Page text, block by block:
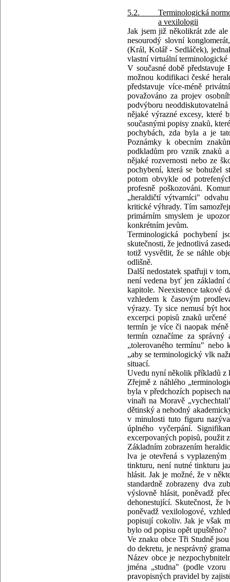
5.2. Terminologická
a vexilologii
Jak jsem již několikrát zde
nesourodý slovní
(Král, Kolář - Sedláček),
vlastní virtuální terminologické
V současné době
možnou kodifikaci české
představuje více-méně
považováno za projev
podvýboru
nějaké výrazné excesy, které
současnými popisy znaků,
pochybách, zda byla a je
Poznámky k obecním
podkladům pro vznik znaků
nějaké rozvernosti nebo ze
pochybení, která se bohužel
potom obvykle od
profesně poškozováni.
„heraldičtí výtvarníci"
kritické výhrady. Tím
primárním smyslem je
konkrétním jevům.
Terminologická pochybení
skutečnosti, že jednotlivá
totiž vysvětlit, že se náhle
odlišně.
Další nedostatek spatřuji v
není vedena byť jen základní
kapitole. Neexistence takové
vzhledem k časovým
výrazy. Ty sice nemusí být
excerpci popisů znaků
termín je více či naopak
termín označíme za správný
„tolerovaného termínu" nebo
„aby se terminologický vlk
situací.
Uvedu nyní několik příkladů z
Zřejmě z náhlého
byla v předchozích popisech
vinaři na Moravě
dětinský a nehodný
v minulosti tuto figuru
úplného vyčerpání.
excerpovaných popisů, použit
Základním zobrazením
lva je otevřená s
tinkturu, není nutné tinkturu
hlásit. Jak je možné, že v
standardně zobrazeny dva
výslovně hlásit, poněvadž
dehonestující. Skutečnost,
poněvadž vexilologové,
popisují cokoliv. Jak je však
bylo od popisu opět upuštěno?
Ve znaku obce Tři Studně
do dekretu, je nesprávný
Název obce je
jména „studna" (podle
pravopisných pravidel by